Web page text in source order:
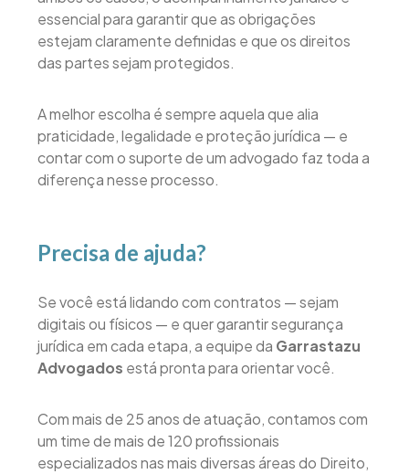
essencial para garantir que as obrigações
estejam claramente definidas e que os direitos
das partes sejam protegidos.
A melhor escolha é sempre aquela que alia
praticidade, legalidade e proteção jurídica — e
contar com o suporte de um advogado faz toda a
diferença nesse processo.
Precisa de ajuda?
Se você está lidando com contratos — sejam
digitais ou físicos — e quer garantir segurança
jurídica em cada etapa, a equipe da Garrastazu
Advogados está pronta para orientar você.
Com mais de 25 anos de atuação, contamos com
um time de mais de 120 profissionais
especializados nas mais diversas áreas do Direito,